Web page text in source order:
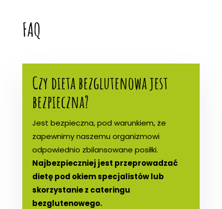
FAQ
Czy dieta bezglutenowa jest
bezpieczna?
Jest bezpieczna, pod warunkiem, że
zapewnimy naszemu organizmowi
odpowiednio zbilansowane posiłki.
Najbezpieczniej jest przeprowadzać
dietę pod okiem specjalistów lub
skorzystanie z cateringu
bezglutenowego.